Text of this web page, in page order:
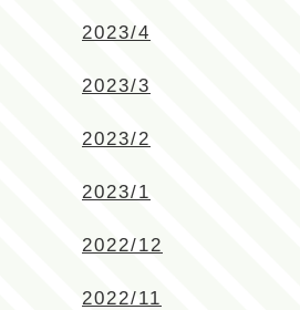
2023/4
2023/3
2023/2
2023/1
2022/12
2022/11